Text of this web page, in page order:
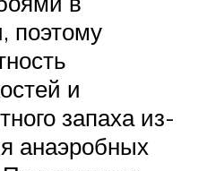
поэтому
и
запаха из-
анаэробных